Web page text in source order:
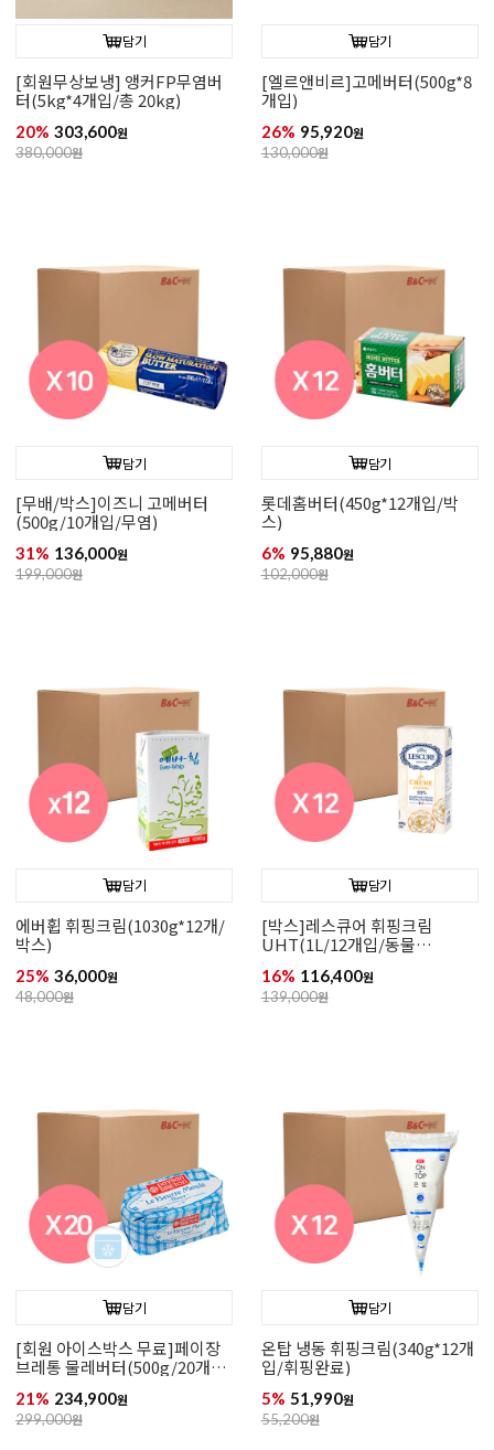
담기
[회원무상보냉] 앵커FP무염버
터(5kg*4개입/총 20kg)
20% 303,600원
380,000원
담기
[엘르앤비르]고메버터(500g*8
개입)
26% 95,920원
130,000원
담기
[무배/박스]이즈니 고메버터
(500g/10개입/무염)
31% 136,000원
199,000원
담기
롯데홈버터(450g*12개입/박
스)
6% 95,880원
102,000원
담기
에버휩 휘핑크림(1030g*12개/
박스)
25% 36,000원
48,000원
담기
[박스]레스큐어 휘핑크림
UHT(1L/12개입/동물
16% 116,400원
139,000원
담기
[회원 아이스박스 무료]페이장
브레통 물레버터(500g/20개입/
21% 234,900원
299,000원
담기
온탑 냉동 휘핑크림(340g*12개
입/휘핑완료)
5% 51,990원
55,200원